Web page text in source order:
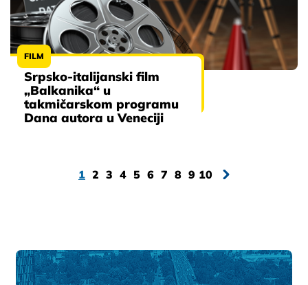
FILM
Srpsko-italijanski film
„Balkanika“ u
takmičarskom programu
Dana autora u Veneciji
1 2 3 4 5 6 7 8 9 10